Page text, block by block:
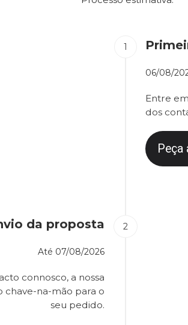
06/08/
Entre
dos
Peça
da proposta
Até 07/08/2026
connosco, a nossa
na-mão para o
seu pedido.